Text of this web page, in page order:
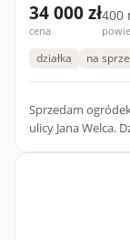
34 000 zł
cena
400
działka na
Sprzedam
ulicy Jana Welca.